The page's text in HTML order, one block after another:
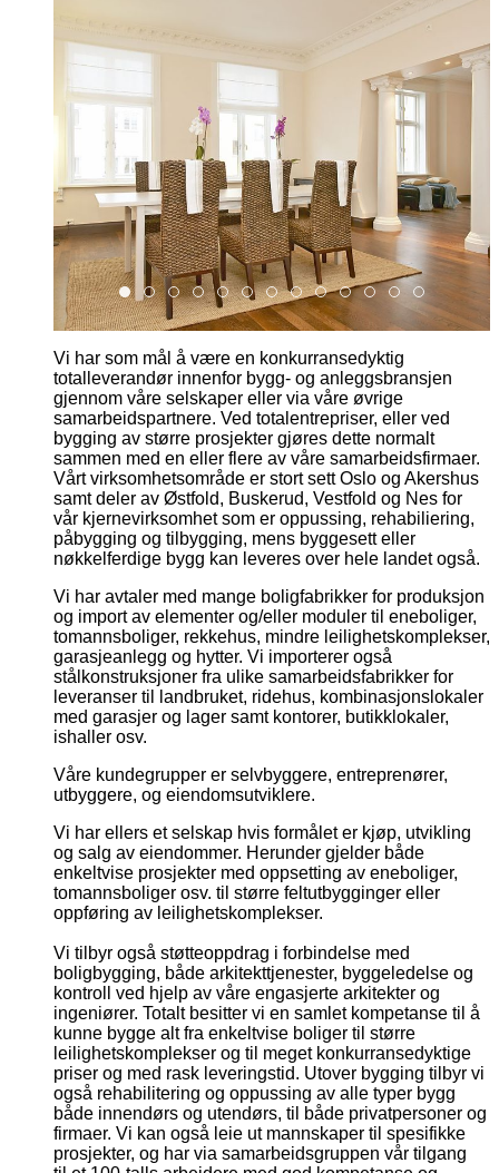
Bjorfarmannsgate7spisestueny
Bjornfarmannsagte7badnytt
Gronnegata11badny
Gronnegata11kjokkenny
Gronnegata11stueny
Holmboesgate1kjokkenny
Holmboesgate1stueny
Vi har som mål å være en konkurransedyktig
totalleverandør innenfor bygg- og anleggsbransjen
gjennom våre selskaper eller via våre øvrige
samarbeidspartnere. Ved totalentrepriser, eller ved
bygging av større prosjekter gjøres dette normalt
sammen med en eller flere av våre samarbeidsfirmaer.
Vårt virksomhetsområde er stort sett Oslo og Akershus
samt deler av Østfold, Buskerud, Vestfold og Nes for
vår kjernevirksomhet som er oppussing, rehabiliering,
påbygging og tilbygging, mens byggesett eller
nøkkelferdige bygg kan leveres over hele landet også.
Vi har avtaler med mange boligfabrikker for produksjon
og import av elementer og/eller moduler til eneboliger,
tomannsboliger, rekkehus, mindre leilighetskomplekser,
garasjeanlegg og hytter. Vi importerer også
stålkonstruksjoner fra ulike samarbeidsfabrikker for
leveranser til landbruket, ridehus, kombinasjonslokaler
med garasjer og lager samt kontorer, butikklokaler,
ishaller osv.
Våre kundegrupper er selvbyggere, entreprenører,
utbyggere, og eiendomsutviklere.
Vi har ellers et selskap hvis formålet er kjøp, utvikling
og salg av eiendommer. Herunder gjelder både
enkeltvise prosjekter med oppsetting av eneboliger,
tomannsboliger osv. til større feltutbygginger eller
oppføring av leilighetskomplekser.
Vi tilbyr også støtteoppdrag i forbindelse med
boligbygging, både arkitekttjenester, byggeledelse og
kontroll ved hjelp av våre engasjerte arkitekter og
ingeniører. Totalt besitter vi en samlet kompetanse til å
kunne bygge alt fra enkeltvise boliger til større
leilighetskomplekser og til meget konkurransedyktige
priser og med rask leveringstid. Utover bygging tilbyr vi
også rehabilitering og oppussing av alle typer bygg
både innendørs og utendørs, til både privatpersoner og
firmaer. Vi kan også leie ut mannskaper til spesifikke
prosjekter, og har via samarbeidsgruppen vår tilgang